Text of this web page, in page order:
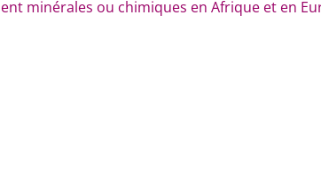
minérales ou chimiques en Afrique et en